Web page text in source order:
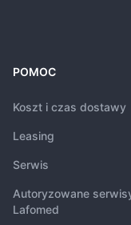
POMOC
Koszt i czas dostawy
Leasing
Serwis
Autoryzowane
Lafomed